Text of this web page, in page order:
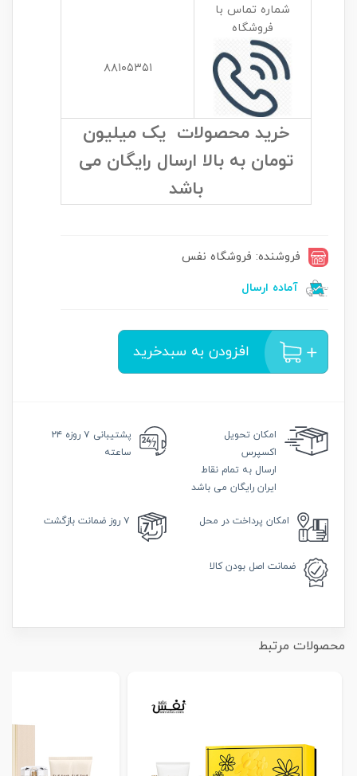
شماره تماس با
فروشگاه
۸۸۱۰۵۳۵۱
خرید محصولات یک میلیون
تومان به بالا ارسال رایگان می
باشد
فروشنده: فروشگاه نفس
آماده ارسال
افزودن به سبدخرید
امکان تحویل
اکسپرس
ارسال به تمام نقاط
ایران رایگان می باشد
پشتیبانی
۷ روزه ۲۴
ساعته
امکان پرداخت در محل ۷ روز ضمانت بازگشت
ضمانت اصل بودن کالا
محصولات مرتبط